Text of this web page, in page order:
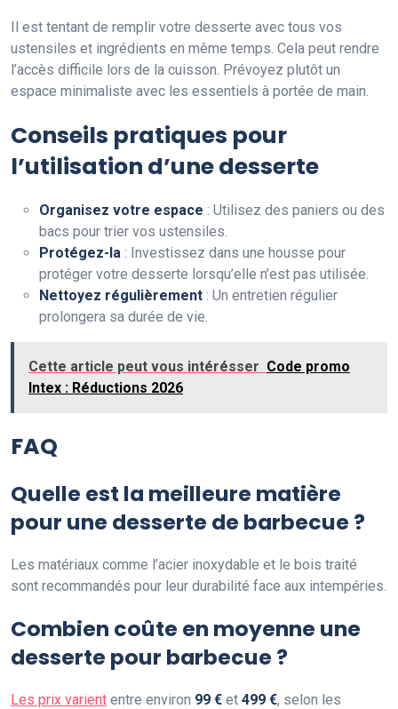
Il est tentant de remplir votre desserte avec tous vos
ustensiles et ingrédients en même temps. Cela peut rendre
l’accès difficile lors de la cuisson. Prévoyez plutôt un
espace minimaliste avec les essentiels à portée de main.
Conseils pratiques pour
l’utilisation d’une desserte
Organisez votre espace : Utilisez des paniers ou des
bacs pour trier vos ustensiles.
Protégez-la : Investissez dans une housse pour
protéger votre desserte lorsqu’elle n’est pas utilisée.
Nettoyez régulièrement : Un entretien régulier
prolongera sa durée de vie.
Cette article peut vous intérésser Code promo
Intex : Réductions 2026
FAQ
Quelle est la meilleure matière
pour une desserte de barbecue ?
Les matériaux comme l’acier inoxydable et le bois traité
sont recommandés pour leur durabilité face aux intempéries.
Combien coûte en moyenne une
desserte pour barbecue ?
Les prix varient entre environ 99 € et 499 €, selon les